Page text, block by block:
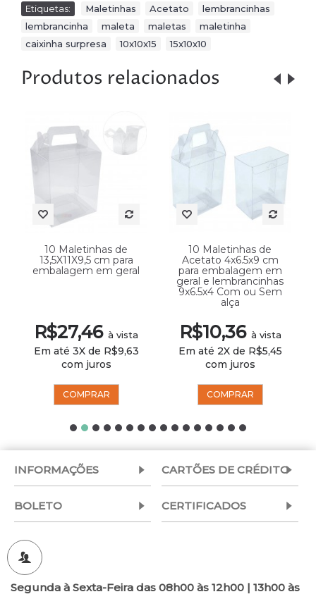
Etiquetas: Maletinhas Acetato lembrancinhas
lembrancinha
maleta maletas maletinha
caixinha surpresa
10x10x15 15x10x10
Produtos relacionados
10 Maletinhas de
13,5X11X9,5 cm para
embalagem em geral
R$27,46 à vista
Em até 3X de R$9,63
com juros
COMPRAR
10 Maletinhas de
Acetato 4x6.5x9 cm
para embalagem em
geral e lembrancinhas
9x6.5x4 Com ou Sem
alça
R$10,36 à vista
Em até 2X de R$5,45
com juros
COMPRAR
INFORMAÇÕES CARTÕES DE CRÉDITO
BOLETO CERTIFICADOS
Segunda à Sexta-Feira das 08h00 às 12h00 | 13h00 às